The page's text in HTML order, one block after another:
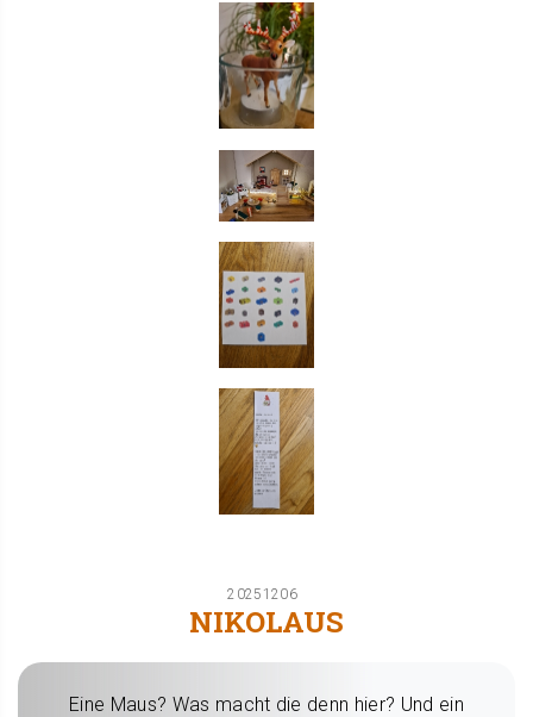
20251206
NIKOLAUS
Eine Maus? Was macht die denn hier? Und ein